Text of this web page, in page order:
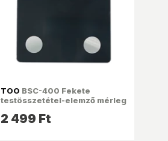
TOO BSC-400 Fekete
testösszetétel-elemző mérleg
2 499 Ft